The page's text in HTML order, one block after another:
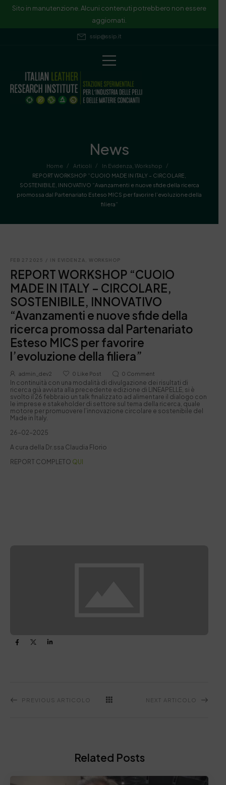
Sito in manutenzione. Alcuni contenuti potrebbero non essere
aggiornati.
ssip@ssip.it
News
Home / Articoli / In Evidenza Workshop
/
REPORT WORKSHOP “CUOIO MADE IN ITALY – CIRCOLARE,
SOSTENIBILE, INNOVATIVO “Avanzamenti e nuove sfide della ricerca
promossa dal Partenariato Esteso MICS per favorire l’evoluzione della
filiera”
FEB 27 2025 / IN EVIDENZA, WORKSHOP
REPORT WORKSHOP “CUOIO
MADE IN ITALY – CIRCOLARE,
SOSTENIBILE, INNOVATIVO
“Avanzamenti e nuove sfide della
ricerca promossa dal Partenariato
Esteso MICS per favorire
l’evoluzione della filiera”
admin_dev2 0 Like Post 0 Comment
In continuità con una modalità di divulgazione dei risultati di
ricerca già avviata alla precedente edizione di LINEAPELLE, si è
svolto il 26 febbraio un talk finalizzato ad alimentare il dialogo con
le imprese e stakeholder di settore sul tema della ricerca, quale
motore per promuovere l’innovazione circolare e sostenibile del
Made in Italy.
26-02-2025
A cura della Dr.ssa Claudia Florio
REPORT COMPLETO QUI
PREVIOUS ARTICOLO NEXT ARTICOLO
Related Posts